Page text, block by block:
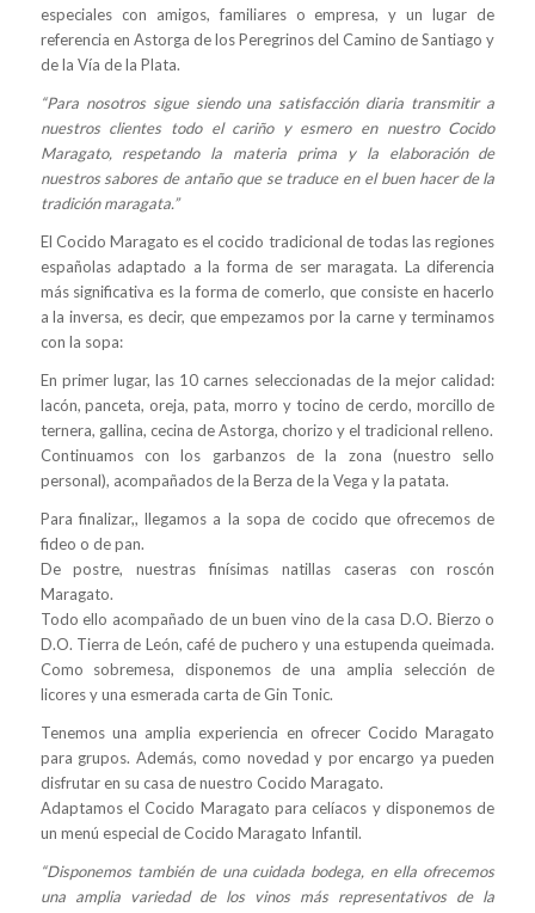
especiales con amigos, familiares o empresa, y un lugar de
referencia en Astorga de los Peregrinos del Camino de Santiago y
de la Vía de la Plata.
“Para nosotros sigue siendo una satisfacción diaria transmitir a
nuestros clientes todo el cariño y esmero en nuestro Cocido
Maragato, respetando la materia prima y la elaboración de
nuestros sabores de antaño que se traduce en el buen hacer de la
tradición maragata.”
El Cocido Maragato es el cocido tradicional de todas las regiones
españolas adaptado a la forma de ser maragata. La diferencia
más significativa es la forma de comerlo, que consiste en hacerlo
a la inversa, es decir, que empezamos por la carne y terminamos
con la sopa:
En primer lugar, las 10 carnes seleccionadas de la mejor calidad:
lacón, panceta, oreja, pata, morro y tocino de cerdo, morcillo de
ternera, gallina, cecina de Astorga, chorizo y el tradicional relleno.
Continuamos con los garbanzos de la zona (nuestro sello
personal), acompañados de la Berza de la Vega y la patata.
Para finalizar,, llegamos a la sopa de cocido que ofrecemos de
fideo o de pan.
De postre, nuestras finísimas natillas caseras con roscón
Maragato.
Todo ello acompañado de un buen vino de la casa D.O. Bierzo o
D.O. Tierra de León, café de puchero y una estupenda queimada.
Como sobremesa, disponemos de una amplia selección de
licores y una esmerada carta de Gin Tonic.
Tenemos una amplia experiencia en ofrecer Cocido Maragato
para grupos. Además, como novedad y por encargo ya pueden
disfrutar en su casa de nuestro Cocido Maragato.
Adaptamos el Cocido Maragato para celíacos y disponemos de
un menú especial de Cocido Maragato Infantil.
“Disponemos también de una cuidada bodega, en ella ofrecemos
una amplia variedad de los vinos más representativos de la